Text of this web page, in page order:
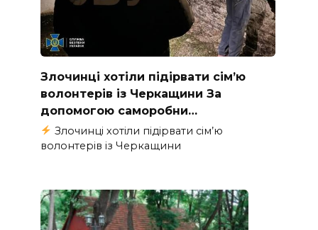
Злочинці хотіли підірвати сім’ю
волонтерів із Черкащини За
допомогою саморобни…
Злочинці хотіли підірвати сім’ю
волонтерів із Черкащини